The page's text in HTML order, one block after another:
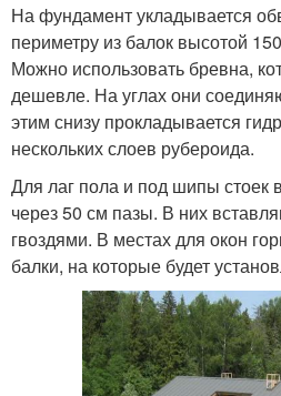
На фундамент укладывается
периметру из балок высотой
Можно использовать бревна,
дешевле. На углах они
этим снизу прокладывается
нескольких слоев рубероида.
Для лаг пола и под шипы стоек
через 50 см пазы. В них
гвоздями. В местах для окон
балки, на которые будет